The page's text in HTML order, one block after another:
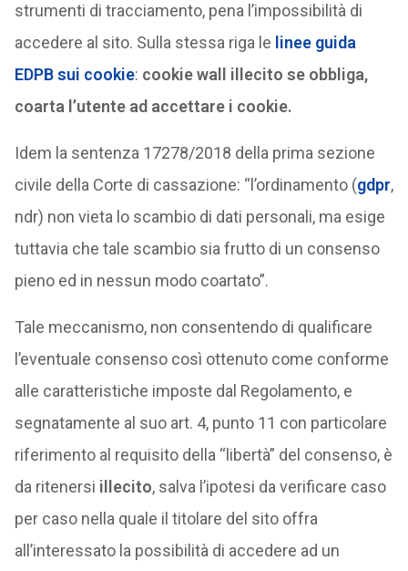
strumenti di tracciamento, pena l’impossibilità di
accedere al sito. Sulla stessa riga le linee guida
EDPB sui cookie: cookie wall illecito se obbliga,
coarta l’utente ad accettare i cookie.
Idem la sentenza 17278/2018 della prima sezione
civile della Corte di cassazione: “l’ordinamento (gdpr,
ndr) non vieta lo scambio di dati personali, ma esige
tuttavia che tale scambio sia frutto di un consenso
pieno ed in nessun modo coartato”.
Tale meccanismo, non consentendo di qualificare
l’eventuale consenso così ottenuto come conforme
alle caratteristiche imposte dal Regolamento, e
segnatamente al suo art. 4, punto 11 con particolare
riferimento al requisito della “libertà” del consenso, è
da ritenersi illecito, salva l’ipotesi da verificare caso
per caso nella quale il titolare del sito offra
all’interessato la possibilità di accedere ad un